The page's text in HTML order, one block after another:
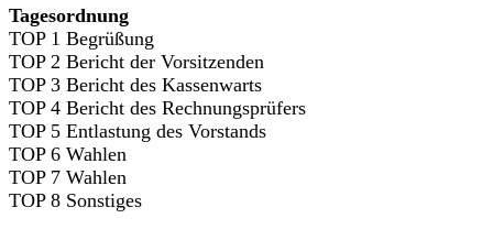
Tagesordnung
TOP 1 Begrüßung
TOP 2 Bericht der Vorsitzenden
TOP 3 Bericht des Kassenwarts
TOP 4 Bericht des Rechnungsprüfers
TOP 5 Entlastung des Vorstands
TOP 6 Wahlen
TOP 7 Wahlen
TOP 8 Sonstiges